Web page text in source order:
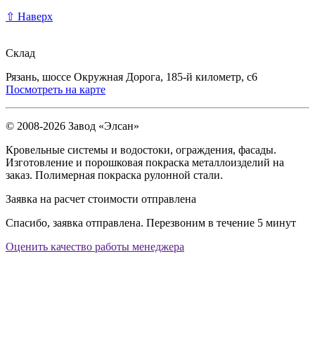
⇧ Наверх
Склад
Рязань, шоссе Окружная Дорога, 185-й километр, с6
Посмотреть на карте
© 2008-2026 Завод «Элсан»
Кровельные системы и водостоки, ограждения, фасады.
Изготовление и порошковая покраска металлоизделий на
заказ. Полимерная покраска рулонной стали.
Заявка на расчет стоимости отправлена
Спасибо, заявка отправлена. Перезвоним в течение 5 минут
Оценить качество работы менеджера